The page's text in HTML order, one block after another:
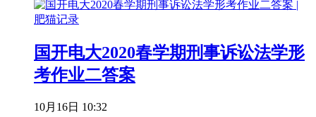
国开电大2020春学期刑事诉讼法学形
考作业二答案
10月16日 10:32